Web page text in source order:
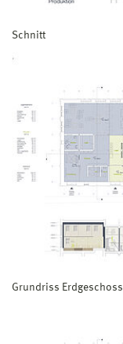
Schnitt
Grundriss Erdgeschoss